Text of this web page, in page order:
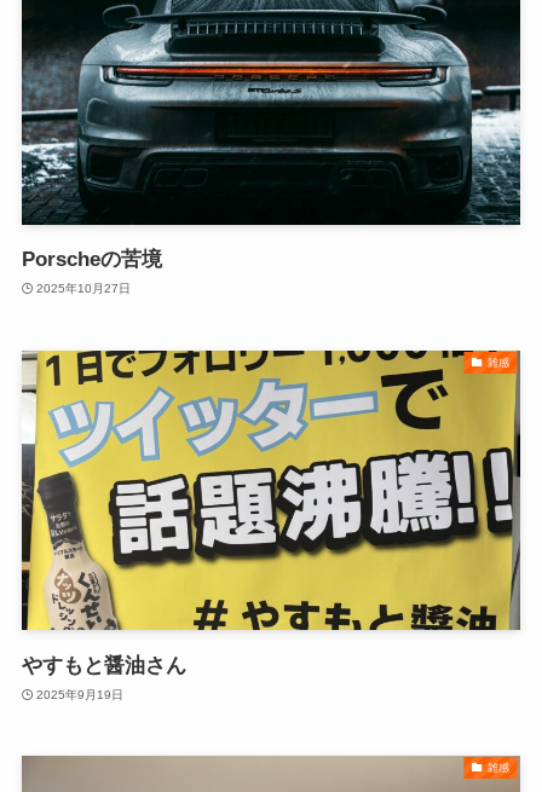
Porscheの苦境
2025年10月27日
雑感
やすもと醤油さん
2025年9月19日
雑感